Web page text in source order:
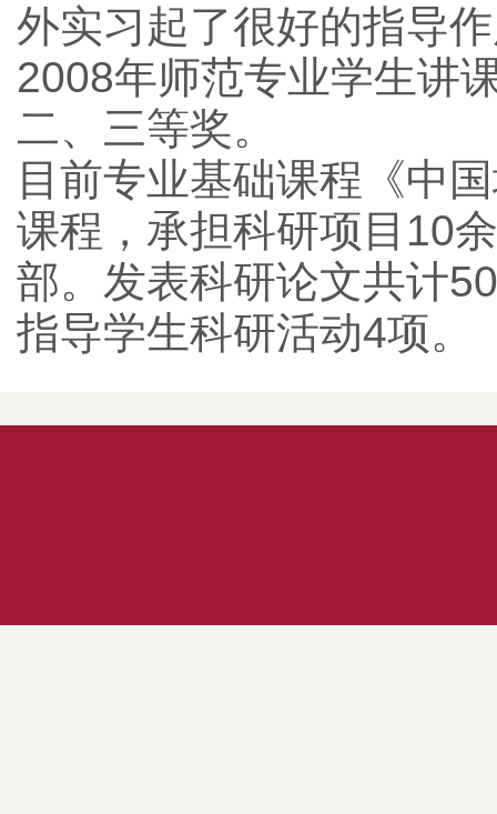
外实习起了很好的指导
2008年师范专业学生讲
二、三等奖。
目前专业基础课程《中
课程，承担科研项目10
部。发表科研论文共计
指导学生科研活动4项。